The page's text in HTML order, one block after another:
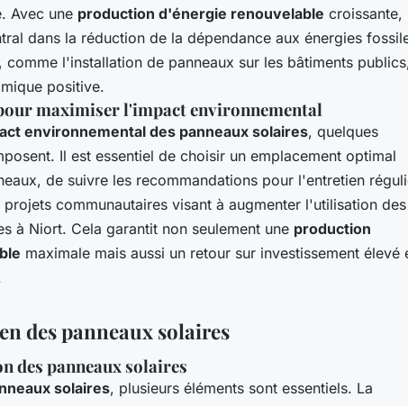
Avec une production d'énergie renouvelable croissante,
dans la réduction de la dépendance aux énergies
comme l'installation de panneaux sur les bâtiments
positive.
maximiser l'impact environnemental
environnemental des panneaux solaires, quelques
Il est essentiel de choisir un emplacement optimal
de suivre les recommandations pour l'entretien
communautaires visant à augmenter l'utilisation des
à Niort. Cela garantit non seulement une production
maximale mais aussi un retour sur investissement élevé
des panneaux solaires
des panneaux solaires
solaires, plusieurs éléments sont essentiels. La